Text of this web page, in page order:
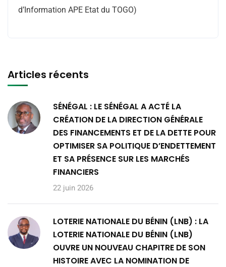
d’Information APE Etat du TOGO)
Articles récents
SÉNÉGAL : LE SÉNÉGAL A ACTÉ LA
CRÉATION DE LA DIRECTION GÉNÉRALE
DES FINANCEMENTS ET DE LA DETTE POUR
OPTIMISER SA POLITIQUE D’ENDETTEMENT
ET SA PRÉSENCE SUR LES MARCHÉS
FINANCIERS
22 juin 2026
LOTERIE NATIONALE DU BÉNIN (LNB) : LA
LOTERIE NATIONALE DU BÉNIN (LNB)
OUVRE UN NOUVEAU CHAPITRE DE SON
HISTOIRE AVEC LA NOMINATION DE